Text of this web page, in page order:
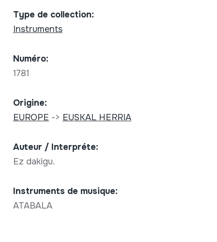
Type de collection:
Instruments
Numéro:
1781
Origine:
EUROPE -> EUSKAL HERRIA
Auteur / Interpréte:
Ez dakigu.
Instruments de musique:
ATABALA